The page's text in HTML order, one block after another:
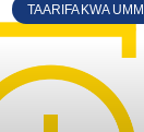
TAARIFA KWA